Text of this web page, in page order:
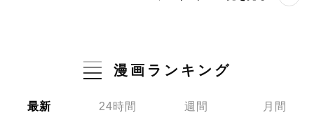
漫画ランキング
最新 24時間 週間 月間